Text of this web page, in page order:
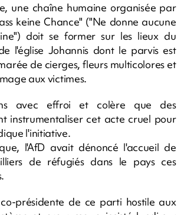
une chaîne humaine organisée par
keine Chance" ("Ne donne aucune
doit se former sur les lieux du
l'église Johannis dont le parvis est
de cierges, fleurs multicolores et
aux victimes.
avec effroi et colère que des
instrumentaliser cet acte cruel pour
l'initiative.
l'AfD avait dénoncé l'accueil de
de réfugiés dans le pays ces
présidente de ce parti hostile aux